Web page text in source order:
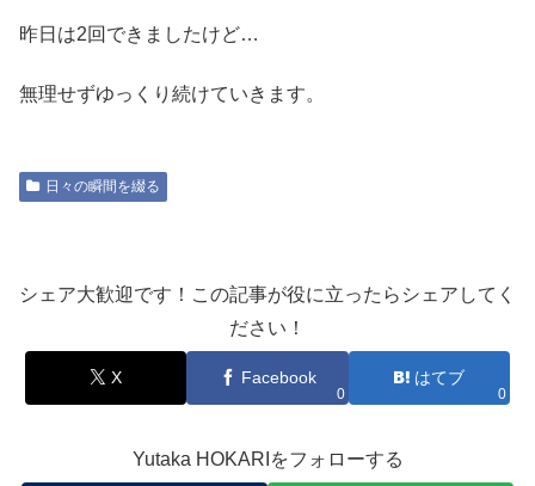
昨日は2回できましたけど…
無理せずゆっくり続けていきます。
日々の瞬間を綴る
シェア大歓迎です！この記事が役に立ったらシェアしてく
ださい！
X Facebook
0
はてブ
0
Yutaka HOKARIをフォローする